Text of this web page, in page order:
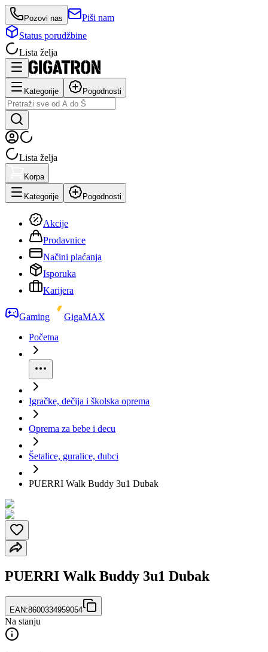
Pozovi nas
Piši nam
Status porudžbine
Lista želja
Kategorije Pogodnosti
Lista želja
Korpa
Kategorije Pogodnosti
Akcije
Prodavnice
Načini plaćanja
Isporuka
Karijera
Gaming
GigaMAX
Početna
Igračke, dečija i školska oprema
Oprema za bebe i decu
Šetalice, guralice, dubci
PUERRI Walk Buddy 3u1 Dubak
PUERRI Walk Buddy 3u1 Dubak
EAN:8600334959054
Na stanju